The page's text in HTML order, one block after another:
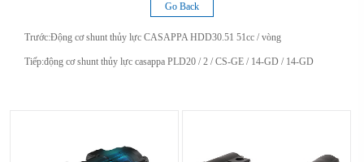
Go Back
Trước:Động cơ shunt thủy lực CASAPPA HDD30.51 51cc / vòng
Tiếp:động cơ shunt thủy lực casappa PLD20 / 2 / CS-GE / 14-GD / 14-GD